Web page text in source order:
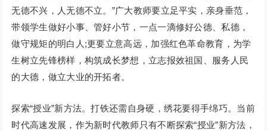
无德不兴，人无德不立。”广大教师要立足平实，亲身垂范，
带领学生做好小事、管好小节，一点一滴修好公德、私德，
做守规矩的明白人;更要立意高远，加强红色革命教育，为学
生树立先锋榜样，构筑成长梦想，立志报效祖国、服务人民
的大德，做立大业的开拓者。
探索“授业”新方法。打铁还需自身硬，绣花要得手绵巧。当前
时代高速发展，作为新时代教师只有不断探索“授业”新方法，